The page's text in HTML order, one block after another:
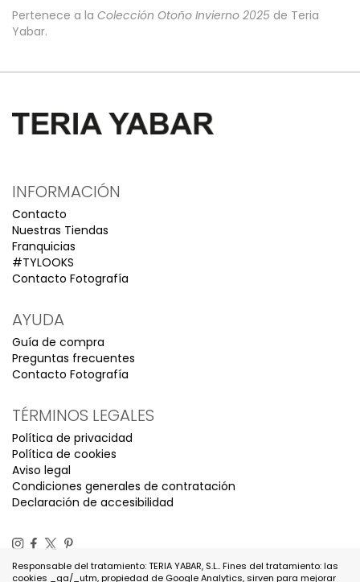
Pertenece a la Colección Otoño Invierno 2025 de Teria
Yabar.
INFORMACIÓN
Contacto
Nuestras Tiendas
Franquicias
#TYLOOKS
Contacto Fotografía
AYUDA
Guía de compra
Preguntas frecuentes
Contacto Fotografía
TÉRMINOS LEGALES
Política de privacidad
Política de cookies
Aviso legal
Condiciones generales de contratación
Declaración de accesibilidad
Responsable del tratamiento: TERIA YABAR, S.L.. Fines del tratamiento: las
cookies _ga/_utm, propiedad de Google Analytics, sirven para mejorar